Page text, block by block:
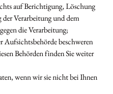
auf Berichtigung, Löschung
Verarbeitung und dem
die Verarbeitung;
Aufsichtsbehörde beschweren
Behörden finden Sie weiter
wenn wir sie nicht bei Ihnen